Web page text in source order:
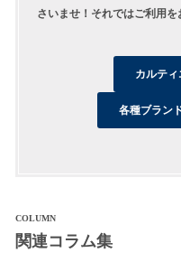
さいませ！それではご利用を
カルテ
各種ブラン
COLUMN
関連コラム集